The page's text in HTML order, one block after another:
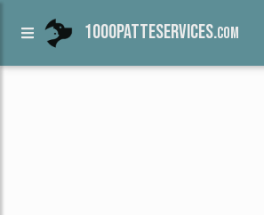
1000patteservices.com